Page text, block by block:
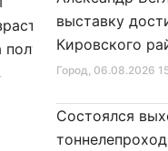
получение
посещения
Город,
Закон «О внесении изменения
в
Город, 06.08.2026
выставку
Кировского
Состоялся